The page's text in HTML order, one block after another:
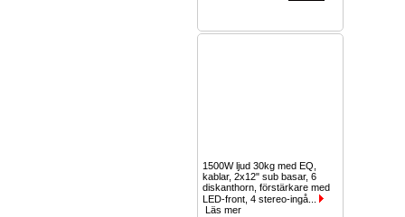
1500W ljud 30kg med EQ,
kablar, 2x12" sub basar, 6
diskanthorn, förstärkare med
LED-front, 4 stereo-ingå...
Läs mer